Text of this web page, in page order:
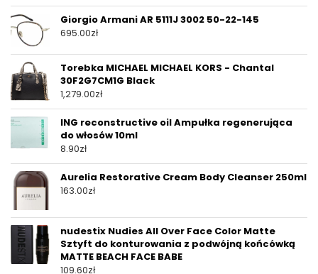
Giorgio Armani AR 5111J 3002 50-22-145
695.00zł
Torebka MICHAEL MICHAEL KORS - Chantal
30F2G7CM1G Black
1,279.00zł
ING reconstructive oil Ampułka regenerująca
do włosów 10ml
8.90zł
Aurelia Restorative Cream Body Cleanser 250ml
163.00zł
nudestix Nudies All Over Face Color Matte
Sztyft do konturowania z podwójną końcówką
MATTE BEACH FACE BABE
109.60zł